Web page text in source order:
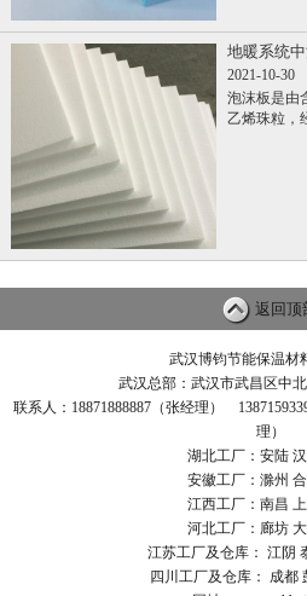
地暖系统
2021-10-30
泡沫板是由
乙烯珠粒，
返回顶
武汉博钧节能保温材
武汉总部：武汉市武昌区中
联系人：18871888887（张经理）
理）
湖北工厂：安陆
安徽工厂：滁州
江西工厂：南昌
河北工厂：廊坊
江苏工厂及仓库： 江阴
四川工厂及仓库： 成都